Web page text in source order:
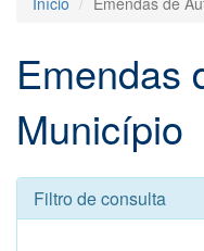
Emendas
Município
Filtro de consulta